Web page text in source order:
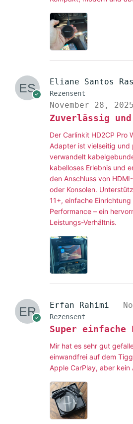
Eliane Santos
Rezensent
November 28, 2025
Zuverlässig
Der Carlinkit HD2CP Pro
Adapter ist vielseitig und
verwandelt
kabelloses Erlebnis und
den Anschluss von
oder Konsolen.
11+, einfache
Performance – ein
Leistungs-Verhältnis.
Erfan Rahimi
Rezensent
Super einfache
Mir hat es sehr gut
einwandfrei auf dem
Apple CarPlay, aber kein